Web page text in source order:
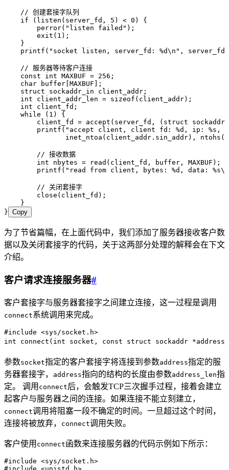
    // 创建套接字队列
    if
( listen (server_fd , 5 ) < 0 ) {
        perror
( " listen failed " ) ;
        exit
( 1 ) ;
    }
    printf
( " socket listen, server_fd: %d\n " , server_fd)
    // 服务器等待客户连接
    const
int MAXBUF = 256 ;
    char
buffer [MAXBUF];
    struct
sockaddr_in client_addr;
    int
client_addr_len = sizeof (client_addr);
    int
client_fd;
    while
( 1 ) {
        client_fd
= accept (server_fd , ( struct sockaddr
        printf
( " accept client, client fd: %d , ip: %s ,
               inet_ntoa
( client_addr . sin_addr) , ntohs (
        // 接收数据
        int
nbytes = read (client_fd , buffer , MAXBUF) ;
        printf
( " read from client, bytes: %d , data: %s\n
        // 关闭套接字
        close
(client_fd) ;
    }
} Copy
为了节省篇幅，在上面代码中，我们添加了服务器接收客户数
据以及关闭套接字的代码，关于这两部分处理的解释会在下文
介绍。
客户请求连接服务器#
客户套接字与服务器套接字之间建立连接，这一过程是调用
connect系统调用来完成。
#include <sys/socket.h>
int connect ( int socket , const struct sockaddr *address
参数socket指定的客户套接字将连接到参数address指定的服
务器套接字，
address指向的结构的长度由参数address_len指
定。 调用 connect后，会触发TCP三次握手过程，接着会建立
起客户与服务器之间的连接。如果连接不能立刻建立，
connect调用将阻塞一段不确定的时间。一旦超过这个时间，
连接将被放弃，
connect调用失败。
客户使用 connect函数来连接服务器的代码示例如下所示：
#include <sys/socket.h>